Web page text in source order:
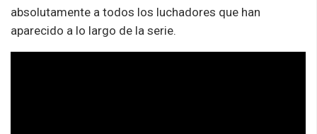
absolutamente a todos los luchadores que han
aparecido a lo largo de la serie.